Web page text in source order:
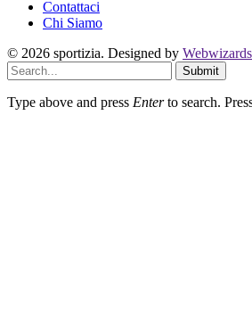
Contattaci
Chi Siamo
© 2026 sportizia. Designed by
Submit
Type above and press Enterto search.